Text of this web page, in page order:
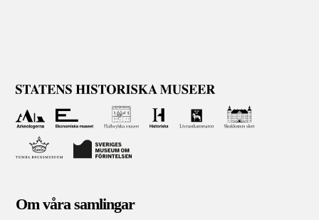
Om våra samlingar